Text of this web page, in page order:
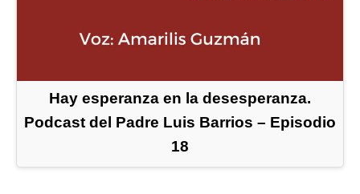
Hay esperanza en la desesperanza.
Podcast del Padre Luis Barrios – Episodio
18